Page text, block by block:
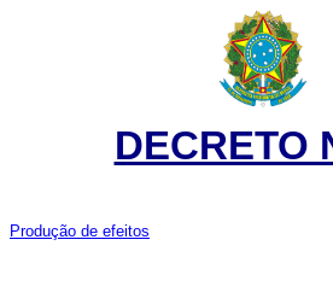
DECRETO
Produção de efeitos